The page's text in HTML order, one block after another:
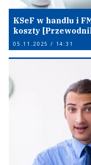
KSeF w handlu i
koszty
05.11.2025 / 14:31